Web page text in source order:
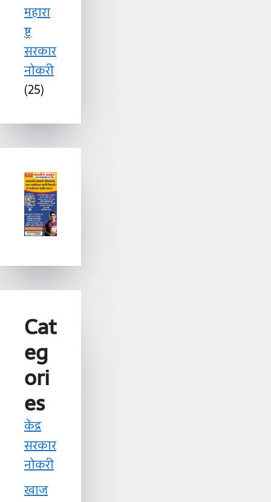
महारा
ष्ट्र
सरकार
नोकरी
(25)
Cat
eg
ori
es
केंद्र
सरकार
नोकरी
खाज